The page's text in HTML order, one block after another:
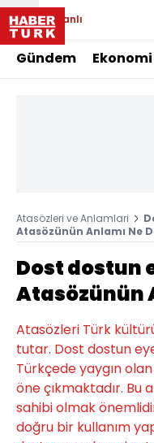
Canlı
Gündem Ekonomi
Atasözleri ve Anlamlari
Atasözünün Anlamı Ne
Dost dostun
Atasözünün
Atasözleri Türk
tutar. Dost dostun
Türkçede yaygın
öne çıkmaktadır. Bu
sahibi olmak
doğru bir kullanım